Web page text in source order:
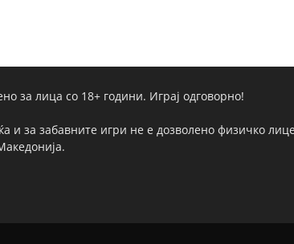
за лица со 18+ години. Играј одговорно!
и за забавните игри не е дозволено физичко